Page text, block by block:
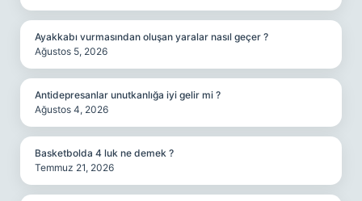
Ayakkabı vurmasından oluşan yaralar nasıl geçer ?
Ağustos 5, 2026
Antidepresanlar unutkanlığa iyi gelir mi ?
Ağustos 4, 2026
Basketbolda 4 luk ne demek ?
Temmuz 21, 2026